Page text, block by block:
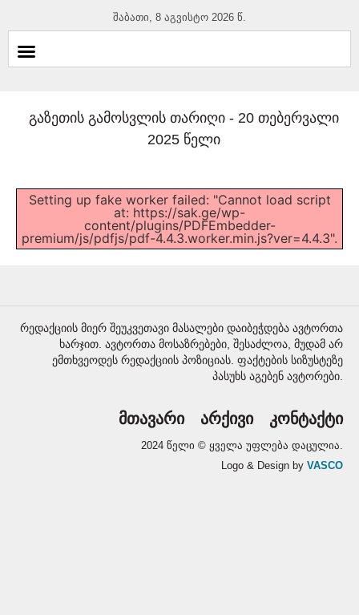
შაბათი, 8 აგვისტო 2026 წ.
გაზეთის გამოსვლის თარიღი - 20 თებერვალი
2025 წელი
Setting up fake worker failed: "Cannot load script
at: https://sak.ge/wp-
content/plugins/PDFEmbedder-
premium/js/pdfjs/pdf-4.4.3.worker.min.js?ver=4.4.3".
რედაქციის მიერ შეუკვეთავი მასალები დაიბეჭდება ავტორთა
ხარჯით. ავტორთა მოსაზრებები, შესაძლოა, მუდამ არ
ემთხვეოდეს რედაქციის პოზიციას. ფაქტების სიზუსტეზე
პასუხს აგებენ ავტორები.
მთავარი არქივი კონტაქტი
2024 წელი © ყველა უფლება დაცულია.
Logo & Design by VASCO